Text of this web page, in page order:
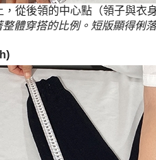
從後領的中心點（領子與衣
整體穿搭的比例。短版顯得俐